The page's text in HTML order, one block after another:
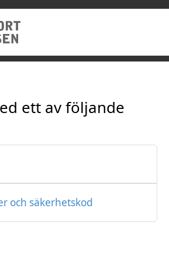
ett av följande
och säkerhetskod